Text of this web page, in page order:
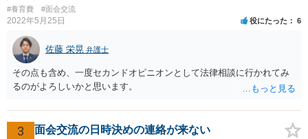
考えられると思います。 依頼するかどうかはともかく、相談には行っ
てもいいと思います。
#養育費 #面会交流
2022年5月25日 役にたった 6
佐藤 栄晃 弁護士
その点も含め、一度セカンドオピニオンとして法律相談に行かれてみ
るのがよろしいかと思います。
3 面会交流の日時決めの連絡が来ない